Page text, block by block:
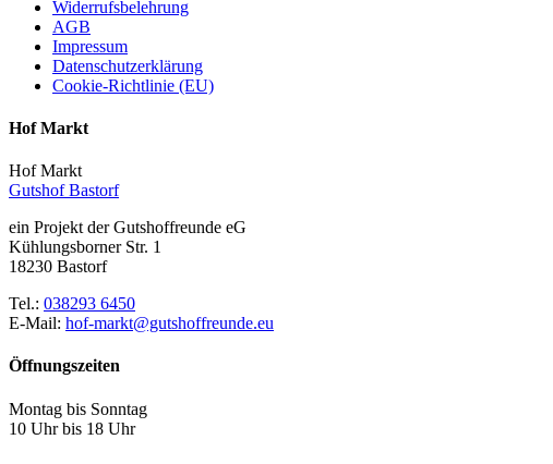
Widerrufsbelehrung
AGB
Impressum
Datenschutzerklärung
Cookie-Richtlinie (EU)
Hof Markt
Hof Markt
Gutshof Bastorf
ein Projekt der Gutshoffreunde eG
Kühlungsborner Str. 1
18230 Bastorf
Tel.: 038293 6450
E-Mail: hof-markt@gutshoffreunde.eu
Öffnungszeiten
Montag bis Sonntag
10 Uhr bis 18 Uhr